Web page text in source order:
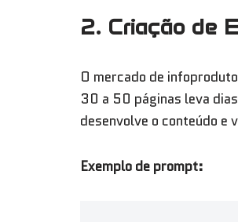
2. Criação de
O mercado de
30 a 50 páginas leva
desenvolve o conteúdo e
Exemplo de prompt: